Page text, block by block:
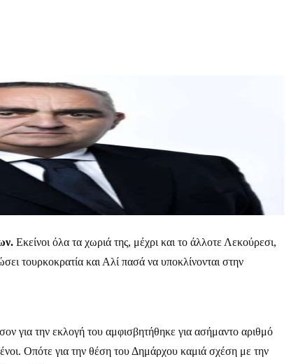
Εκείνοι όλα τα χωριά της, μέχρι και το άλλοτε Λεκούρεσι,
τουρκοκρατία και Αλί πασά να υποκλίνονται στην
για την εκλογή του αμφισβητήθηκε για ασήμαντο αριθμό
Οπότε για την θέση του Δημάρχου καμιά σχέση με την